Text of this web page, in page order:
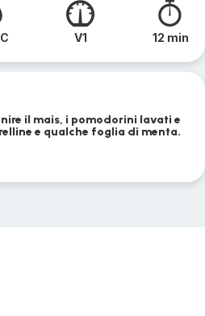
V1 12 min
il mais, i pomodorini lavati e
e qualche foglia di menta.